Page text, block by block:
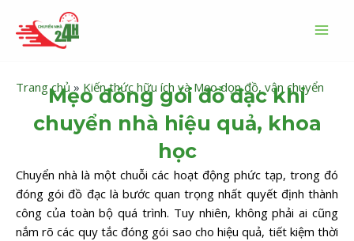
Trang chủ » Kiến thức hữu ích và Mẹo dọn đồ, vận chuyển
Mẹo đóng gói đồ đạc khi
chuyển nhà hiệu quả, khoa
học
Chuyển nhà là một chuỗi các hoạt động phức tạp, trong đó
đóng gói đồ đạc là bước quan trọng nhất quyết định thành
công của toàn bộ quá trình. Tuy nhiên, không phải ai cũng
nắm rõ các quy tắc đóng gói sao cho hiệu quả, tiết kiệm thời